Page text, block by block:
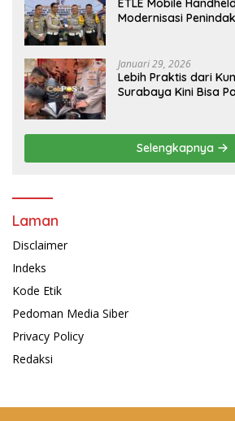
ETLE Mobile
Modernisasi
Januari 29, 2026
Lebih Praktis dari
Surabaya Kini Bisa
Selengkapnya
Laman
Disclaimer
Indeks
Kode Etik
Pedoman Media Siber
Privacy Policy
Redaksi